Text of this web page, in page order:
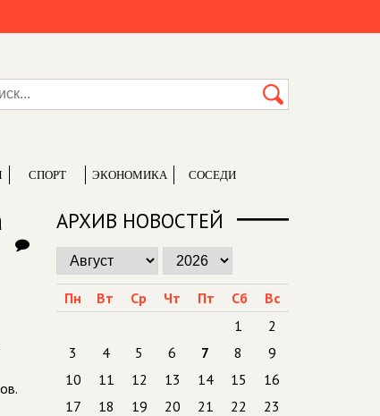
СПОРТ ЭКОНОМИКА СОСЕДИ
АРХИВ НОВОСТЕЙ
Пн Вт Ср Чт Пт Сб
Вс
1
2
3
4 5 6 7 8
9
10
11 12 13 14 15
16
17
18 19 20 21 22
23